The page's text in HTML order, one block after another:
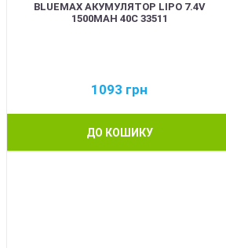
BLUEMAX АКУМУЛЯТОР LIPO 7.4V
1500MAH 40C 33511
1093 грн
ДО КОШИКУ